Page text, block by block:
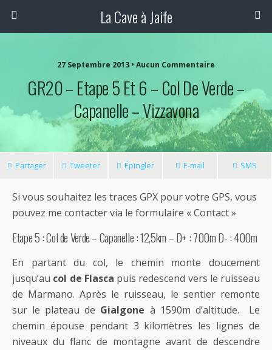
La Cave à Jaife
27 Septembre 2013 • Aucun Commentaire
GR20 – Etape 5 Et 6 – Col De Verde –
Capanelle – Vizzavona
Partager Tweeter Épingler E-mail SMS
Si vous souhaitez les traces GPX pour votre GPS, vous
pouvez me contacter via le formulaire « Contact »
Etape 5 : Col de Verde – Capanelle : 12,5km – D+ : 700m D- : 400m
En partant du col, le chemin monte doucement
jusqu’au col de Flasca puis redescend vers le ruisseau
de Marmano. Après le ruisseau, le sentier remonte
sur le plateau de Gialgone à 1590m d’altitude. Le
chemin épouse pendant 3 kilomètres les lignes de
niveaux du flanc de montagne avant de descendre